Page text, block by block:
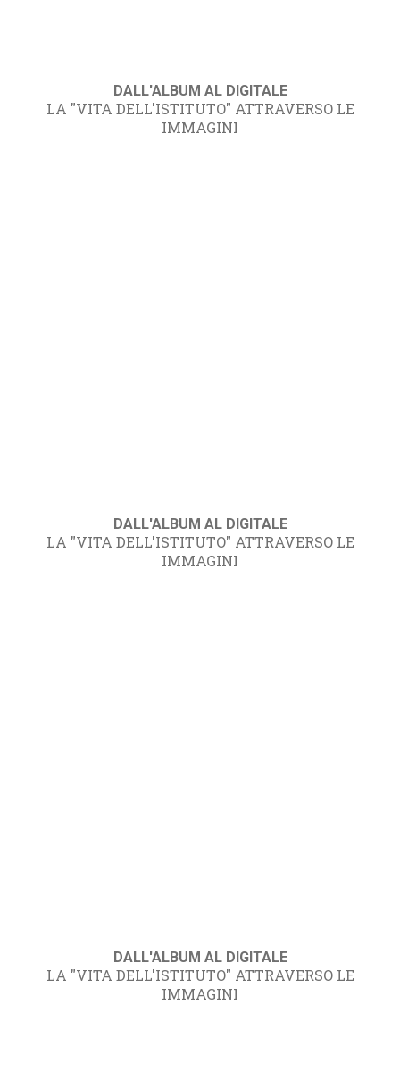
DALL'ALBUM AL DIGITALE
LA "VITA DELL'ISTITUTO" ATTRAVERSO LE
IMMAGINI
DALL'ALBUM AL DIGITALE
LA "VITA DELL'ISTITUTO" ATTRAVERSO LE
IMMAGINI
DALL'ALBUM AL DIGITALE
LA "VITA DELL'ISTITUTO" ATTRAVERSO LE
IMMAGINI